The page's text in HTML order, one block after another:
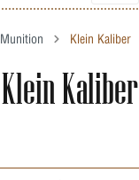
Munition Klein Kaliber
Klein Kaliber